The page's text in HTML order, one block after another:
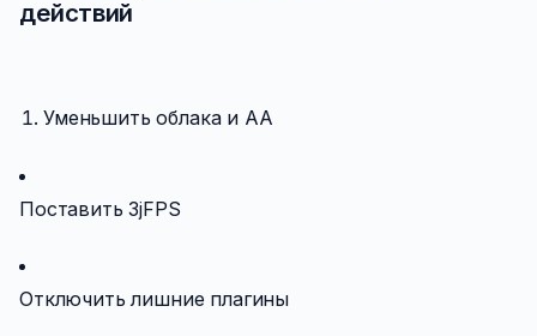
действий
Уменьшить облака и AA
Поставить 3jFPS
Отключить лишние плагины